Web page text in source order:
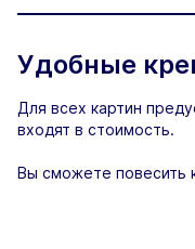
Удобные
Для всех картин
входят в стоимость.
Вы сможете повесить